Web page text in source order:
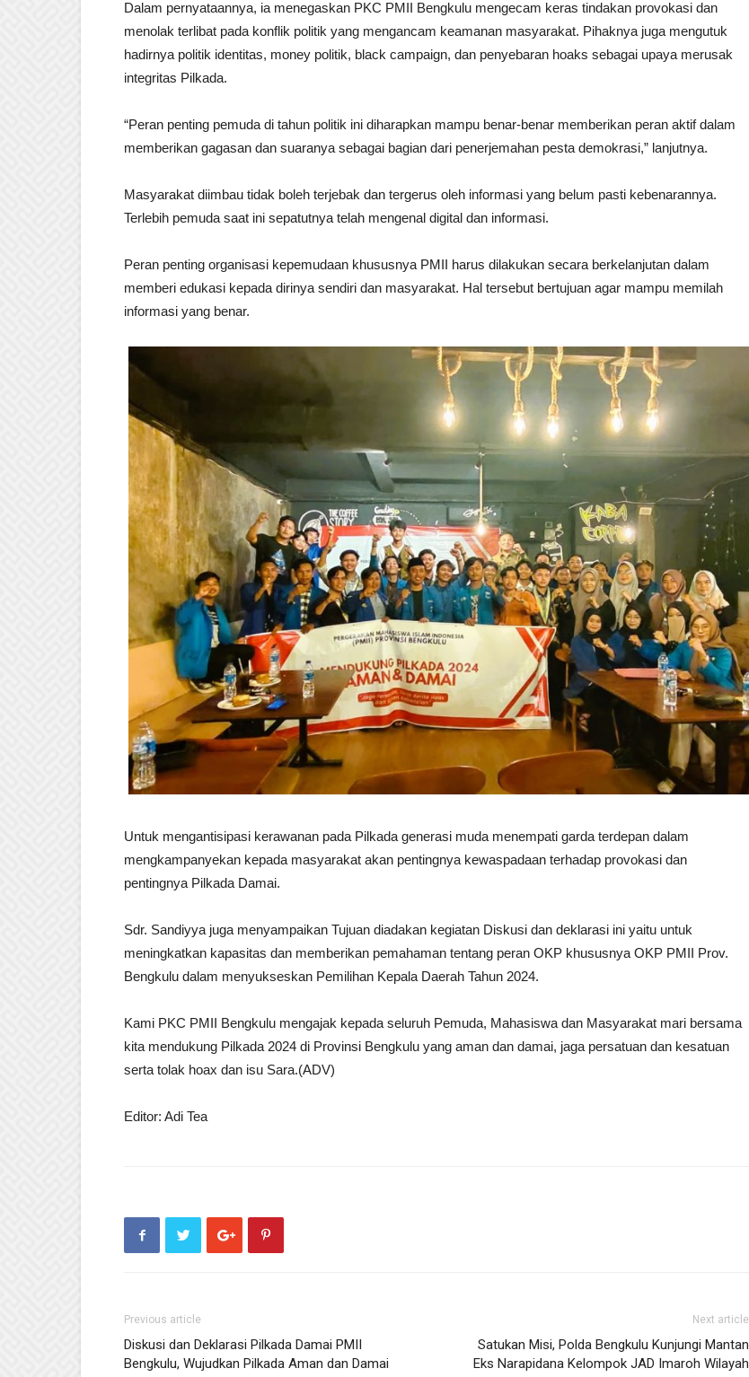
Dalam pernyataannya, ia menegaskan PKC PMII Bengkulu mengecam keras tindakan provokasi dan
menolak terlibat pada konflik politik yang mengancam keamanan masyarakat. Pihaknya juga mengutuk
hadirnya politik identitas, money politik, black campaign, dan penyebaran hoaks sebagai upaya merusak
integritas Pilkada.
“Peran penting pemuda di tahun politik ini diharapkan mampu benar-benar memberikan peran aktif dalam
memberikan gagasan dan suaranya sebagai bagian dari penerjemahan pesta demokrasi,” lanjutnya.
Masyarakat diimbau tidak boleh terjebak dan tergerus oleh informasi yang belum pasti kebenarannya.
Terlebih pemuda saat ini sepatutnya telah mengenal digital dan informasi.
Peran penting organisasi kepemudaan khususnya PMII harus dilakukan secara berkelanjutan dalam
memberi edukasi kepada dirinya sendiri dan masyarakat. Hal tersebut bertujuan agar mampu memilah
informasi yang benar.
Untuk mengantisipasi kerawanan pada Pilkada generasi muda menempati garda terdepan dalam
mengkampanyekan kepada masyarakat akan pentingnya kewaspadaan terhadap provokasi dan
pentingnya Pilkada Damai.
Sdr. Sandiyya juga menyampaikan Tujuan diadakan kegiatan Diskusi dan deklarasi ini yaitu untuk
meningkatkan kapasitas dan memberikan pemahaman tentang peran OKP khususnya OKP PMII Prov.
Bengkulu dalam menyukseskan Pemilihan Kepala Daerah Tahun 2024.
Kami PKC PMII Bengkulu mengajak kepada seluruh Pemuda, Mahasiswa dan Masyarakat mari bersama
kita mendukung Pilkada 2024 di Provinsi Bengkulu yang aman dan damai, jaga persatuan dan kesatuan
serta tolak hoax dan isu Sara.(ADV)
Editor: Adi Tea
Previous article
Diskusi dan Deklarasi Pilkada Damai PMII
Bengkulu, Wujudkan Pilkada Aman dan Damai
Next article
Satukan Misi, Polda Bengkulu Kunjungi Mantan
Eks Narapidana Kelompok JAD Imaroh Wilayah